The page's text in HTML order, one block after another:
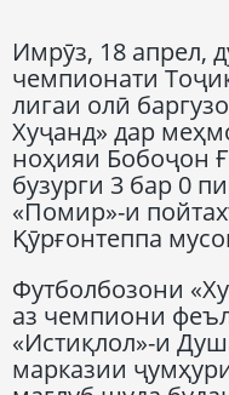
Имрӯз, 18 апрел,
чемпионати
лигаи олӣ
Хуҷанд» дар
ноҳияи Бобоҷон
бузурги 3 бар 0
«Помир»-и
Қӯрғонтеппа
Футболбозони
аз чемпиони
«Истиқлол»-и
марказии